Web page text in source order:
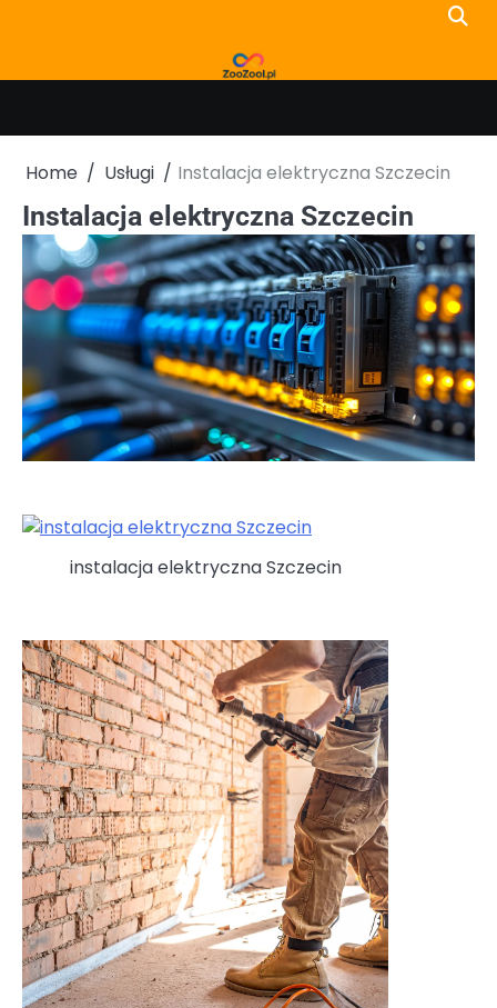
Home Usługi Instalacja elektryczna Szczecin
Instalacja elektryczna Szczecin
instalacja elektryczna Szczecin